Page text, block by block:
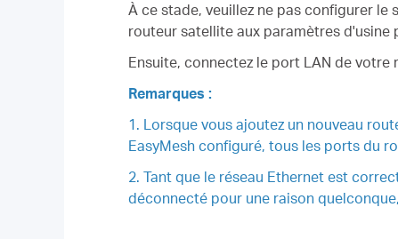
À ce stade, veuillez ne pas configurer
routeur satellite aux paramètres d'usine
Ensuite, connectez le port LAN de votre
Remarques :
1. Lorsque vous ajoutez un nouveau
EasyMesh configuré, tous les ports du
2. Tant que le réseau Ethernet est
déconnecté pour une raison